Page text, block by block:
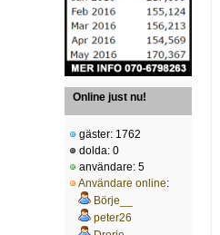
Online just nu!
gäster: 1762
dolda: 0
användare: 5
Användare online:
Börje__
peter26